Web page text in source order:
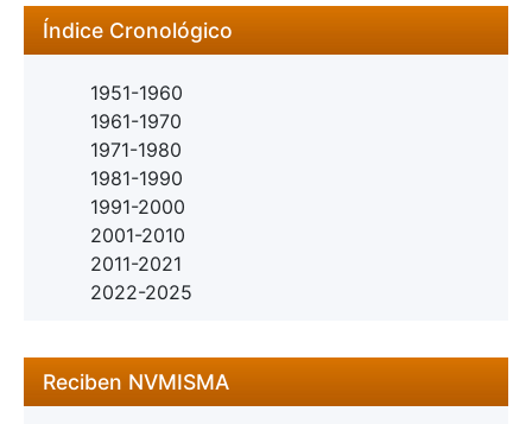
Índice Cronológico
1951-1960
1961-1970
1971-1980
1981-1990
1991-2000
2001-2010
2011-2021
2022-2025
Reciben NVMISMA